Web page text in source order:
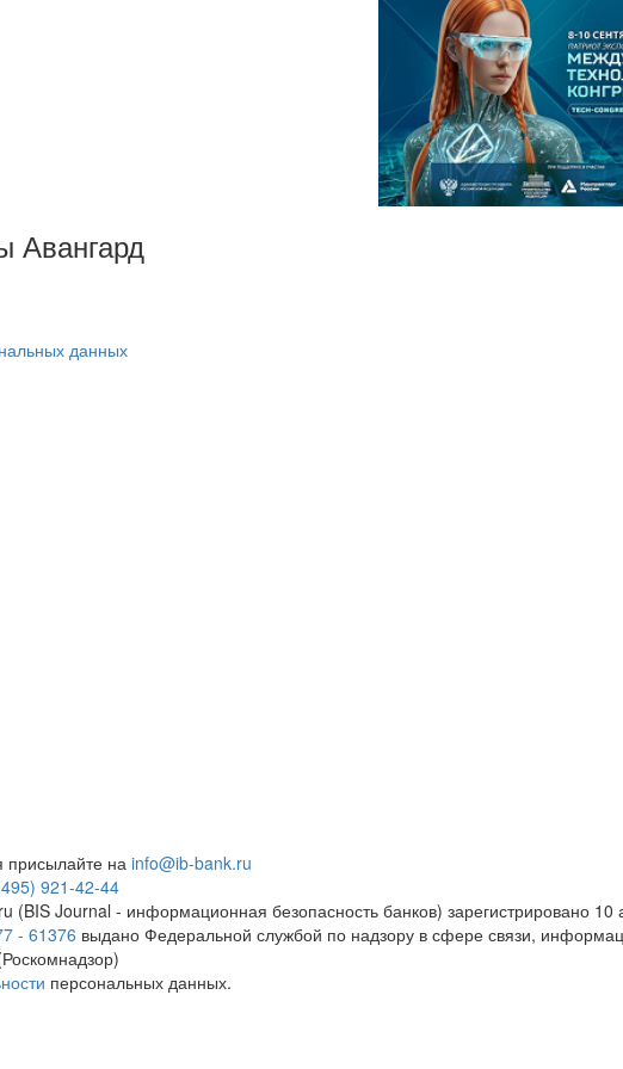
Авангард
данных
присылайте наinfo@ib-bank.ru
921-42-44
(BIS Journal - информационная безопасность банков) зарегистрировано 10
- 61376 выдано Федеральной службой по надзору в сфере связи,
персональных данных.